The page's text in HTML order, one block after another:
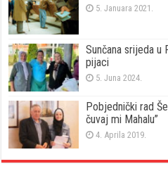
5. Januara 2021.
Sunčana srijeda u
pijaci
5. Juna 2024.
Pobjednički rad
čuvaj mi Mahalu”
4. Aprila 2019.